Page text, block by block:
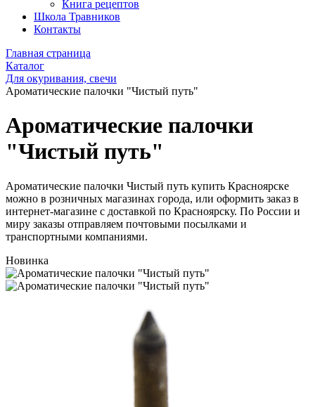
Книга рецептов
Школа Травников
Контакты
Главная страница
Каталог
Для окуривания, свечи
Ароматические палочки "Чистый путь"
Ароматические палочки
"Чистый путь"
Ароматические палочки Чистый путь купить Красноярске
можно в розничных магазинах города, или оформить заказ в
интернет-магазине с доставкой по Красноярску. По России и
миру заказы отправляем почтовыми посылками и
транспортными компаниями.
Новинка